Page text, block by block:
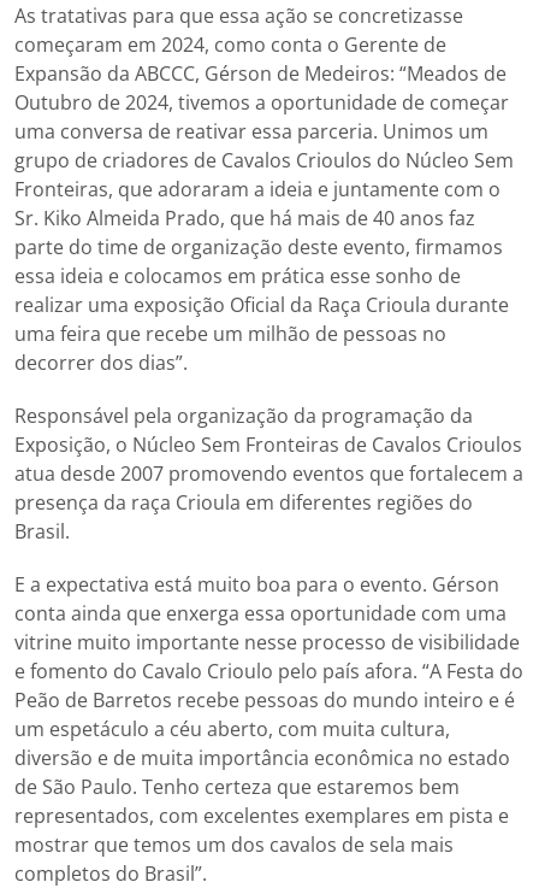
As tratativas para que essa ação se concretizasse
começaram em 2024, como conta o Gerente de
Expansão da ABCCC, Gérson de Medeiros: “Meados de
Outubro de 2024, tivemos a oportunidade de começar
uma conversa de reativar essa parceria. Unimos um
grupo de criadores de Cavalos Crioulos do Núcleo Sem
Fronteiras, que adoraram a ideia e juntamente com o
Sr. Kiko Almeida Prado, que há mais de 40 anos faz
parte do time de organização deste evento, firmamos
essa ideia e colocamos em prática esse sonho de
realizar uma exposição Oficial da Raça Crioula durante
uma feira que recebe um milhão de pessoas no
decorrer dos dias”.
Responsável pela organização da programação da
Exposição, o Núcleo Sem Fronteiras de Cavalos Crioulos
atua desde 2007 promovendo eventos que fortalecem a
presença da raça Crioula em diferentes regiões do
Brasil.
E a expectativa está muito boa para o evento. Gérson
conta ainda que enxerga essa oportunidade com uma
vitrine muito importante nesse processo de visibilidade
e fomento do Cavalo Crioulo pelo país afora. “A Festa do
Peão de Barretos recebe pessoas do mundo inteiro e é
um espetáculo a céu aberto, com muita cultura,
diversão e de muita importância econômica no estado
de São Paulo. Tenho certeza que estaremos bem
representados, com excelentes exemplares em pista e
mostrar que temos um dos cavalos de sela mais
completos do Brasil”.